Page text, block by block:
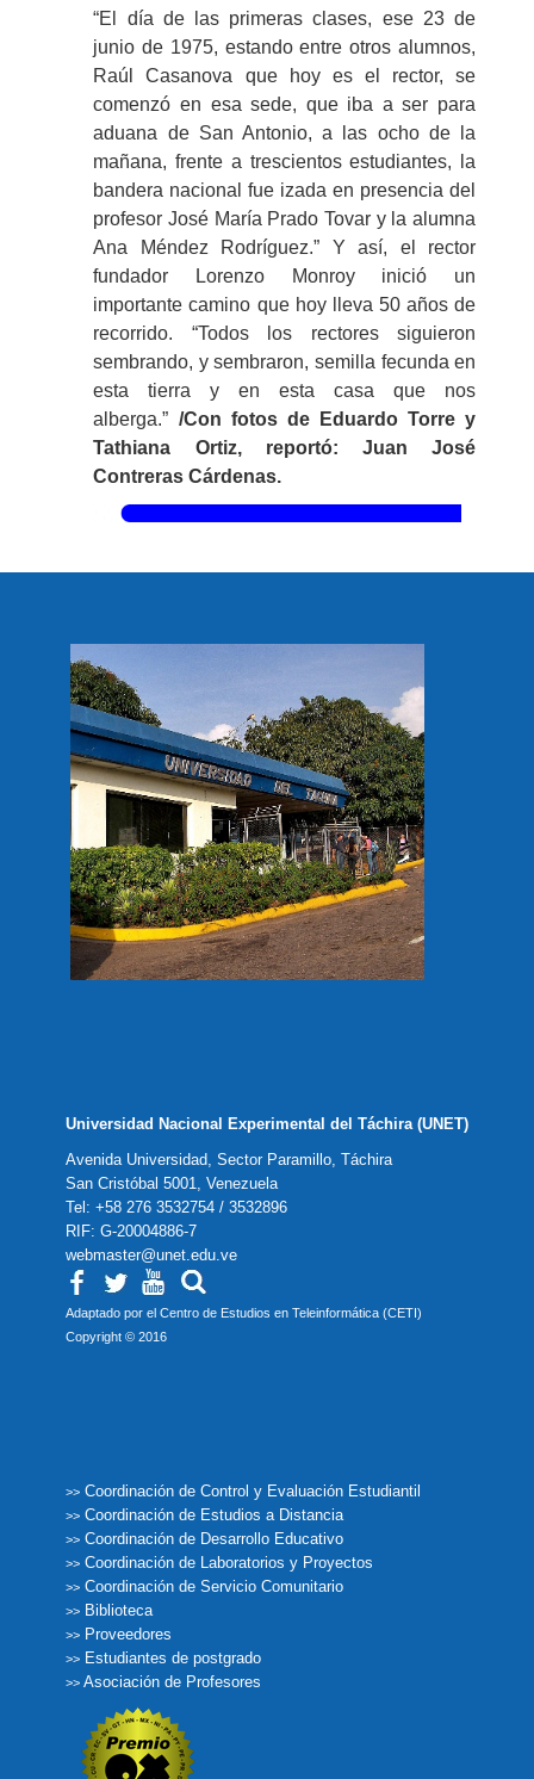
“El día de las primeras clases, ese 23 de
junio de 1975, estando entre otros alumnos,
Raúl Casanova que hoy es el rector, se
comenzó en esa sede, que iba a ser para
aduana de San Antonio, a las ocho de la
mañana, frente a trescientos estudiantes, la
bandera nacional fue izada en presencia del
profesor José María Prado Tovar y la alumna
Ana Méndez Rodríguez.” Y así, el rector
fundador Lorenzo Monroy inició un
importante camino que hoy lleva 50 años de
recorrido. “Todos los rectores siguieron
sembrando, y sembraron, semilla fecunda en
esta tierra y en esta casa que nos
alberga.” /Con fotos de Eduardo Torre y
Tathiana Ortiz, reportó: Juan José
Contreras Cárdenas.
Universidad Nacional Experimental del Táchira (UNET)
Avenida Universidad, Sector Paramillo, Táchira
San Cristóbal 5001, Venezuela
Tel: +58 276 3532754 / 3532896
RIF: G-20004886-7
webmaster@unet.edu.ve
Adaptado por el Centro de Estudios en Teleinformática (CETI)
Copyright © 2016
>> Coordinación de Control y Evaluación Estudiantil
>> Coordinación de Estudios a Distancia
>> Coordinación de Desarrollo Educativo
>> Coordinación de Laboratorios y Proyectos
>> Coordinación de Servicio Comunitario
>> Biblioteca
>> Proveedores
>> Estudiantes de postgrado
>> Asociación de Profesores